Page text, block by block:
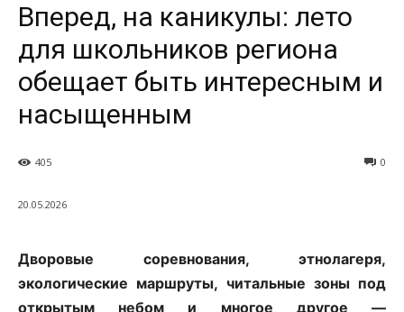
Вперед, на каникулы: лето
для школьников региона
обещает быть интересным и
насыщенным
0
405
20.05.2026
Дворовые соревнования, этнолагеря,
экологические маршруты, читальные зоны под
открытым небом и многое другое —